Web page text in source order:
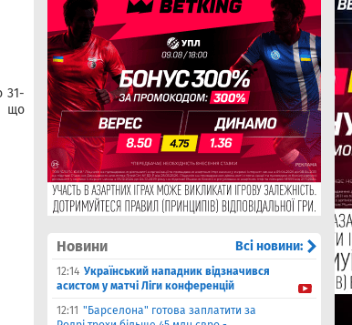
31-
що
Новини Всі новини:
12:14 Український нападник відзначився
асистом у матчі Ліги конференцій
12:11 "Барселона" готова заплатити за